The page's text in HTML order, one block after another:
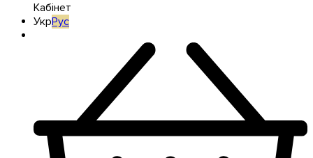
Кабінет
УкрРус